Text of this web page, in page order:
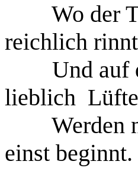
Wo der
reichlich
Und auf
lieblich
Werden
einst beginnt.